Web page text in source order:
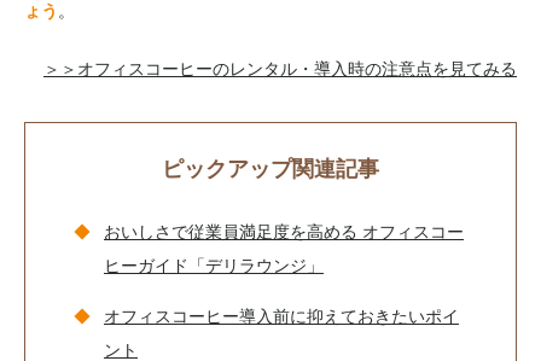
ょう 。
＞＞オフィスコーヒーのレンタル・導入時の注意点を見てみる
ピックアップ関連記事
おいしさで従業員満足度を高める オフィスコー
ヒーガイド「デリラウンジ」
オフィスコーヒー導入前に抑えておきたいポイ
ント